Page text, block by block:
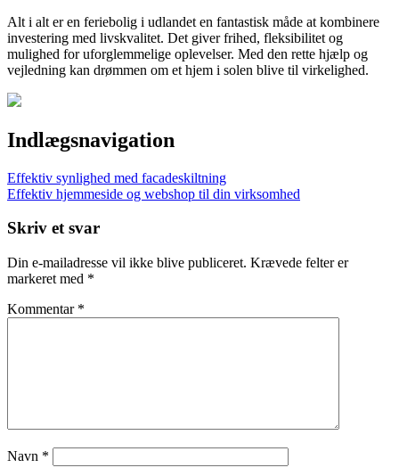
Alt i alt er en feriebolig i udlandet en fantastisk måde at kombinere
investering med livskvalitet. Det giver frihed, fleksibilitet og
mulighed for uforglemmelige oplevelser. Med den rette hjælp og
vejledning kan drømmen om et hjem i solen blive til virkelighed.
Indlægsnavigation
Effektiv synlighed med facadeskiltning
Effektiv hjemmeside og webshop til din virksomhed
Skriv et svar
Din e-mailadresse vil ikke blive publiceret. Krævede felter er
markeret med *
Kommentar *
Navn *